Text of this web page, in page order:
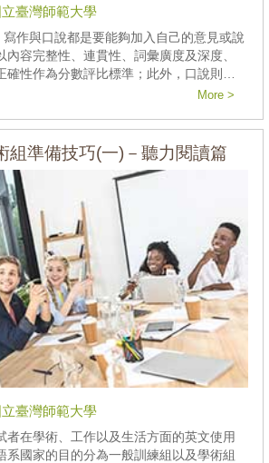
臺灣師範大學
作與口說都是要能夠加入自己的意見或說
內容完整性、連貫性、詞彙廣度及深度、
確性作為分數評比標準；此外，口說則由
流暢度、連貫性等標準進行評比。本篇分
More >
組準備技巧(一)－聽力閱讀篇
臺灣師範大學
者在學術、工作以及生活方面的英文使用
系國家的目的分為一般訓練組以及學術組